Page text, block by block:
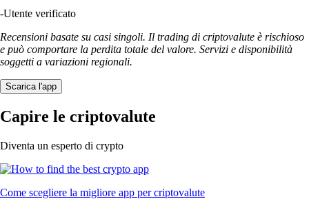
-Utente verificato
Recensioni basate su casi singoli. Il trading di criptovalute è rischioso
e può comportare la perdita totale del valore. Servizi e disponibilità
soggetti a variazioni regionali.
Scarica l'app
Capire le criptovalute
Diventa un esperto di crypto
Come scegliere la migliore app per criptovalute